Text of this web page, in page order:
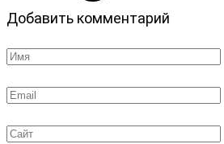
Добавить комментарий
Имя
Email
Сайт